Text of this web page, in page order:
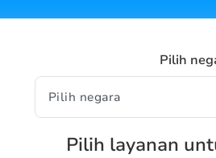
Pilih
Pilih layanan